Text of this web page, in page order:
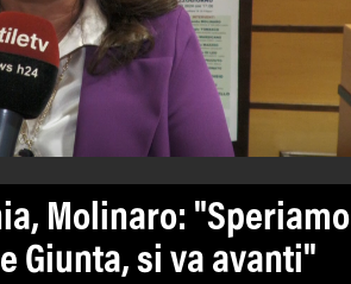
Molinaro: "Speriamo
Giunta, si va avanti"